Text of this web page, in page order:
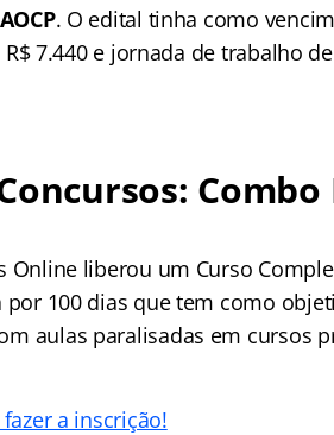
. O edital tinha como
7.440 e jornada de trabalho
Combo
Online liberou um Curso
100 dias que tem como
aulas paralisadas em cursos
a inscrição!